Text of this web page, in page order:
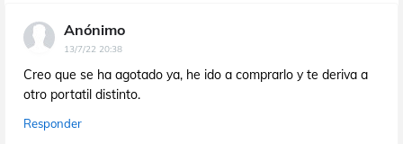
Anónimo
13/7/22 20:38
Creo que se ha agotado ya, he ido a comprarlo y te deriva a
otro portatil distinto.
Responder